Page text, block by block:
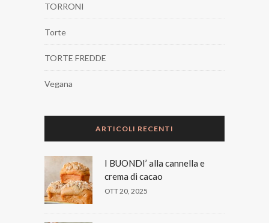
TORRONI
Torte
TORTE FREDDE
Vegana
ARTICOLI RECENTI
I BUONDI’ alla cannella e
crema di cacao
OTT 20, 2025